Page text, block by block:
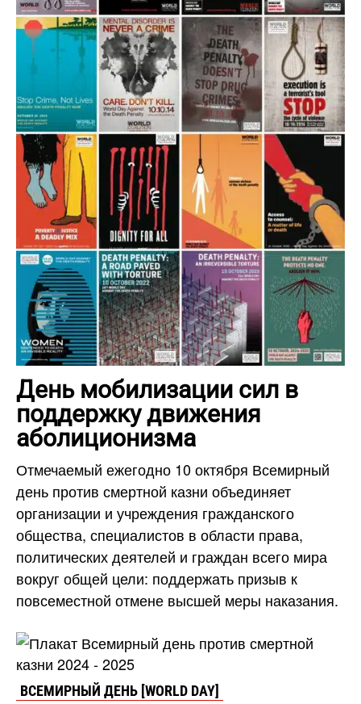
День мобилизации сил в
поддержку движения
аболиционизма
Отмечаемый ежегодно 10 октября Всемирный
день против смертной казни объединяет
организации и учреждения гражданского
общества, специалистов в области права,
политических деятелей и граждан всего мира
вокруг общей цели: поддержать призыв к
повсеместной отмене высшей меры наказания.
ВСЕМИРНЫЙ ДЕНЬ [WORLD DAY]